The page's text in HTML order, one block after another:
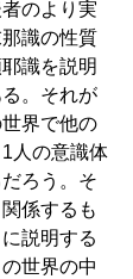
のより実
識の性質
識を説明
。それが
界で他の
人の意識体
ろう。そ
係するも
説明する
世界の中